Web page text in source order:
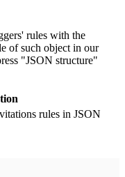
rules with the
of such object in our
"JSON structure"
rules in JSON